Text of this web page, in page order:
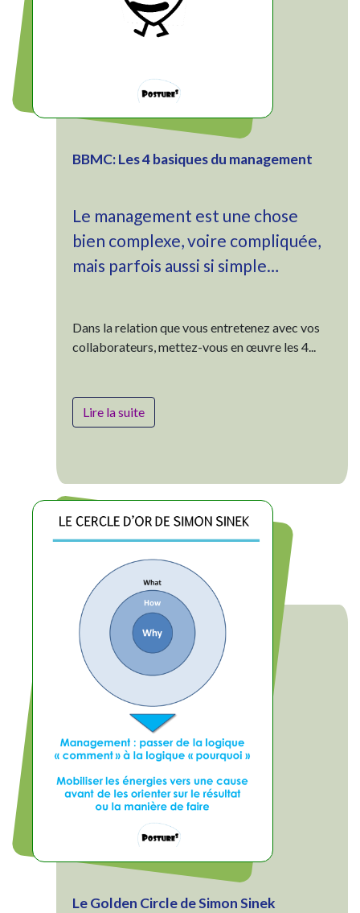
BBMC: Les 4 basiques du management
Le management est une chose
bien complexe, voire compliquée,
mais parfois aussi si simple…
Dans la relation que vous entretenez avec vos
collaborateurs, mettez-vous en œuvre les 4...
Lire la suite
Le Golden Circle de Simon Sinek